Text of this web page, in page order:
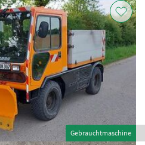
Gebrauchtmaschine